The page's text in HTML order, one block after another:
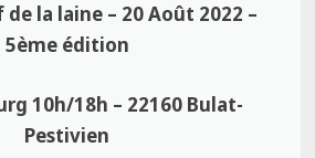
la laine – 20 Août 2022 –
5ème édition
10h/18h – 22160 Bulat-
Pestivien